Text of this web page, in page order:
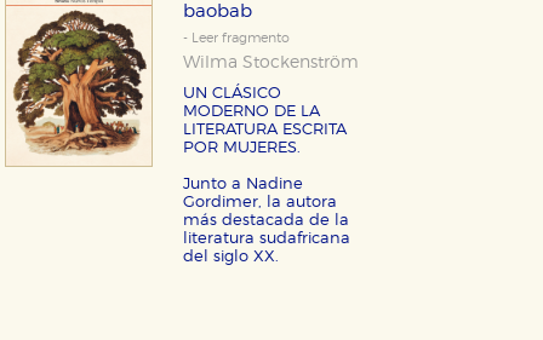
baobab
- Leer fragmento
Wilma Stockenström
UN CLÁSICO
MODERNO DE LA
LITERATURA ESCRITA
POR MUJERES.
Junto a Nadine
Gordimer, la autora
más destacada de la
literatura sudafricana
del siglo XX.